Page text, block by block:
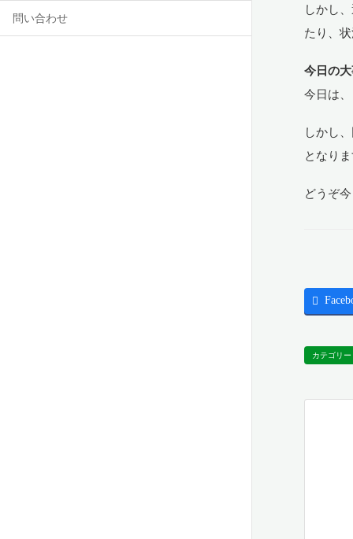
問い合わせ
しかし
たり、
今日の
今日は
しかし
となり
どうぞ
カテゴリー